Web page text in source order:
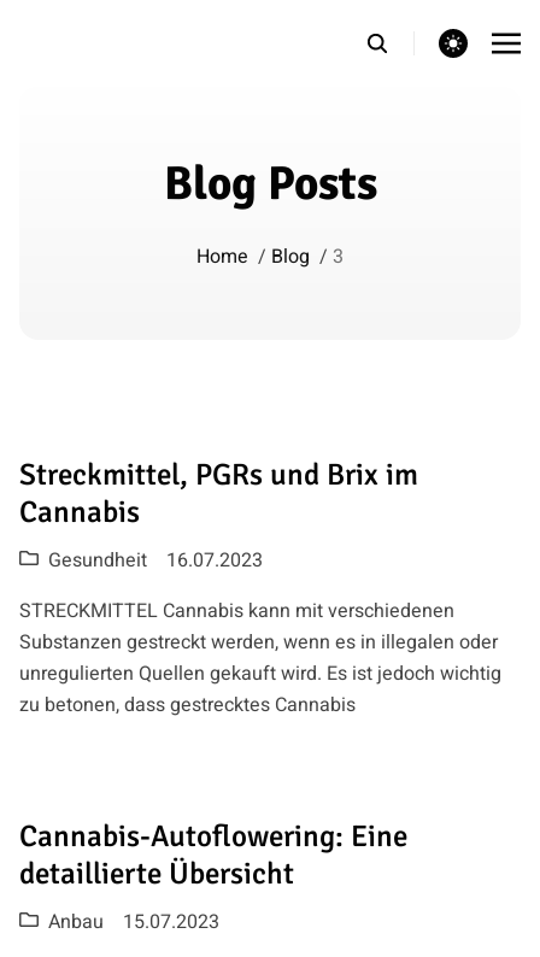
theme switcher
Blog Posts
Home / Blog / 3
Streckmittel, PGRs und Brix im
Cannabis
Gesundheit
16.07.2023
STRECKMITTEL Cannabis kann mit verschiedenen
Substanzen gestreckt werden, wenn es in illegalen oder
unregulierten Quellen gekauft wird. Es ist jedoch wichtig
zu betonen, dass gestrecktes Cannabis
Cannabis-Autoflowering: Eine
detaillierte Übersicht
Anbau
15.07.2023